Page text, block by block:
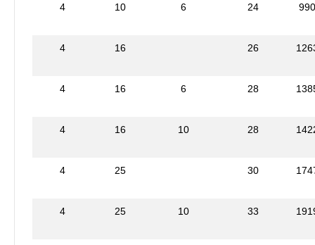
4 10 6 24 990
4 16 26
4 16 6 28
4 16 10 28
4 25 30
4 25 10 33